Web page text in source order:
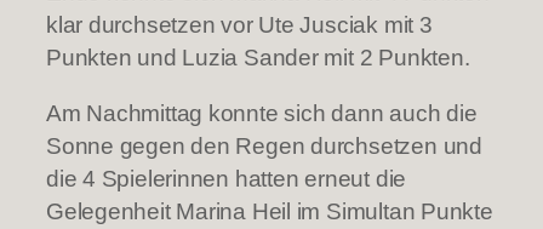
klar durchsetzen vor Ute Jusciak mit 3
Punkten und Luzia Sander mit 2 Punkten.
Am Nachmittag konnte sich dann auch die
Sonne gegen den Regen durchsetzen und
die 4 Spielerinnen hatten erneut die
Gelegenheit Marina Heil im Simultan Punkte